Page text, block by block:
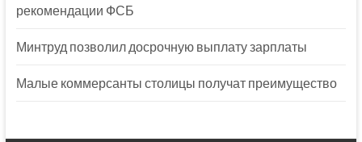
рекомендации ФСБ
Минтруд позволил досрочную выплату зарплаты
Малые коммерсанты столицы получат преимущество